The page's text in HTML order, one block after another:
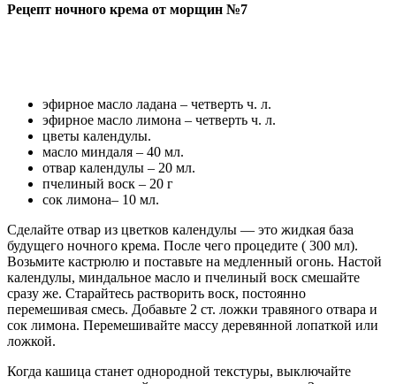
Рецепт ночного крема от морщин №7
эфирное масло ладана – четверть ч. л.
эфирное масло лимона – четверть ч. л.
цветы календулы.
масло миндаля – 40 мл.
отвар календулы – 20 мл.
пчелиный воск – 20 г
сок лимона– 10 мл.
Сделайте отвар из цветков календулы — это жидкая база
будущего ночного крема. После чего процедите ( 300 мл).
Возьмите кастрюлю и поставьте на медленный огонь. Настой
календулы, миндальное масло и пчелиный воск смешайте
сразу же. Старайтеcь растворить воск, постоянно
перемешивая смесь. Добавьте 2 ст. ложки травяного отвара и
сок лимона. Перемешивайте массу деревянной лопаткой или
ложкой.
Когда кашица станет однородной текстуры, выключайте